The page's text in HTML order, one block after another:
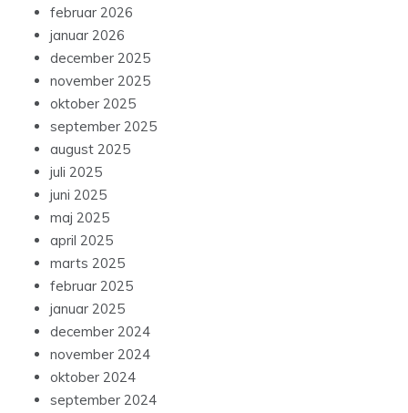
februar 2026
januar 2026
december 2025
november 2025
oktober 2025
september 2025
august 2025
juli 2025
juni 2025
maj 2025
april 2025
marts 2025
februar 2025
januar 2025
december 2024
november 2024
oktober 2024
september 2024